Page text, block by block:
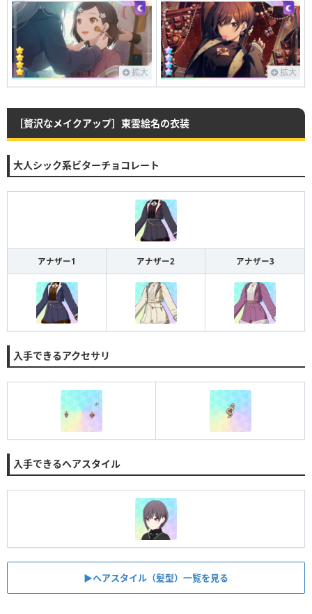
拡大 拡大
［贅沢なメイクアップ］東雲絵名の衣装
大人シック系ビターチョコレート
アナザー1 アナザー2 アナザー3
入手できるアクセサリ
入手できるヘアスタイル
▶︎ヘアスタイル（髪型）一覧を見る